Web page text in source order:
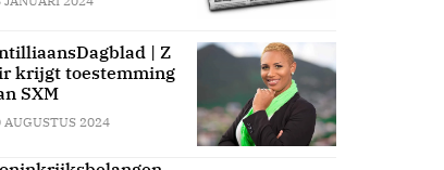
| Z
krijgt toestemming
SXM
AUGUSTUS 2024